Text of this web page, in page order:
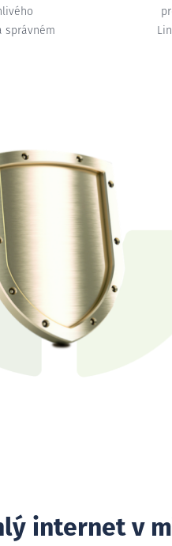
správném
internet v